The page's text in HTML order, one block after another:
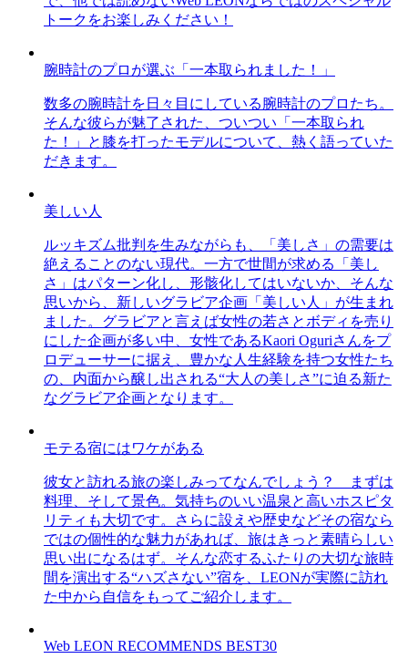
トークをお楽しみください！
腕時計のプロが選ぶ「一本取られました！」
数多の腕時計を日々目にしている腕時計のプロたち。
そんな彼らが魅了された、ついつい「一本取られ
た！」と膝を打ったモデルについて、熱く語っていた
だきます。
美しい人
ルッキズム批判を生みながらも、「美しさ」の需要は
絶えることのない現代。一方で世間が求める「美し
さ」はパターン化し、形骸化してはいないか、そんな
思いから、新しいグラビア企画「美しい人」が生まれ
ました。グラビアと言えば女性の若さとボディを売り
にした企画が多い中、女性であるKaori Oguriさんをプ
ロデューサーに据え、豊かな人生経験を持つ女性たち
の、内面から醸し出される“大人の美しさ”に迫る新た
なグラビア企画となります。
モテる宿にはワケがある
彼女と訪れる旅の楽しみってなんでしょう？ まずは
料理、そして景色。気持ちのいい温泉と高いホスピタ
リティも大切です。さらに設えや歴史などその宿なら
ではの個性的な魅力があれば、旅はきっと素晴らしい
思い出になるはず。そんな恋するふたりの大切な旅時
間を演出する“ハズさない”宿を、LEONが実際に訪れ
た中から自信をもってご紹介します。
Web LEON RECOMMENDS BEST30